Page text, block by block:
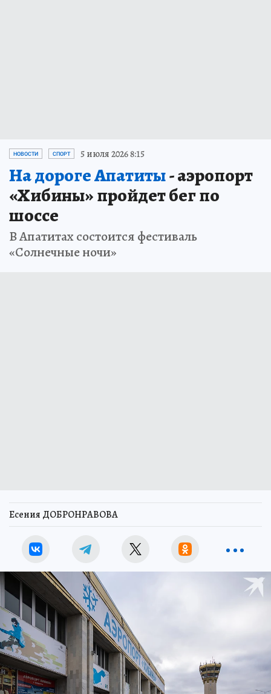
НОВОСТИ СПОРТ 5 июля 2026 8:15
На дороге Апатиты- аэропорт
«Хибины» пройдет бег по
шоссе
В Апатитах состоится фестиваль
«Солнечные ночи»
Есения ДОБРОНРАВОВА